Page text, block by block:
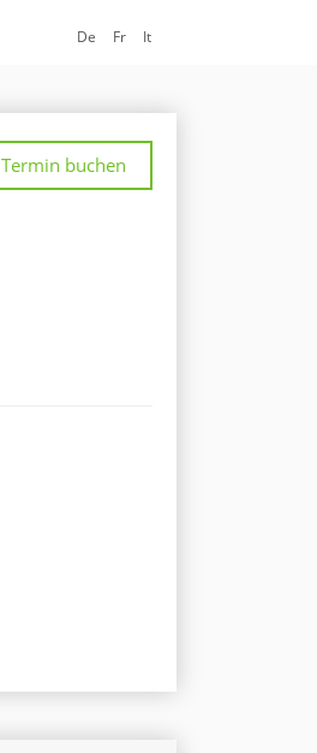
De Fr It
Termin buchen